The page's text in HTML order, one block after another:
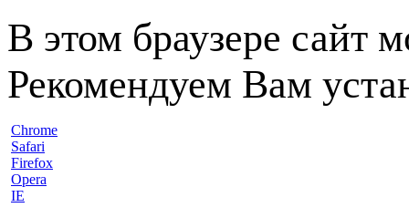
В этом браузере сайт
Рекомендуем Вам
Chrome
Safari
Firefox
Opera
IE